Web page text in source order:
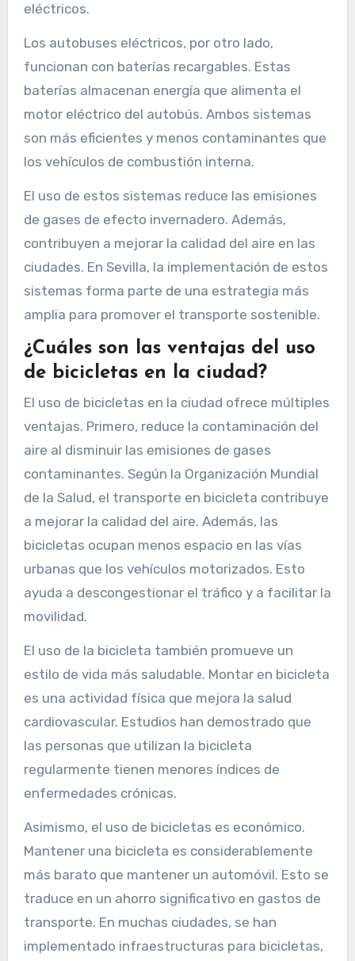
eléctricos.
Los autobuses eléctricos, por otro lado,
funcionan con baterías recargables. Estas
baterías almacenan energía que alimenta el
motor eléctrico del autobús. Ambos sistemas
son más eficientes y menos contaminantes que
los vehículos de combustión interna.
El uso de estos sistemas reduce las emisiones
de gases de efecto invernadero. Además,
contribuyen a mejorar la calidad del aire en las
ciudades. En Sevilla, la implementación de estos
sistemas forma parte de una estrategia más
amplia para promover el transporte sostenible.
¿Cuáles son las ventajas del uso
de bicicletas en la ciudad?
El uso de bicicletas en la ciudad ofrece múltiples
ventajas. Primero, reduce la contaminación del
aire al disminuir las emisiones de gases
contaminantes. Según la Organización Mundial
de la Salud, el transporte en bicicleta contribuye
a mejorar la calidad del aire. Además, las
bicicletas ocupan menos espacio en las vías
urbanas que los vehículos motorizados. Esto
ayuda a descongestionar el tráfico y a facilitar la
movilidad.
El uso de la bicicleta también promueve un
estilo de vida más saludable. Montar en bicicleta
es una actividad física que mejora la salud
cardiovascular. Estudios han demostrado que
las personas que utilizan la bicicleta
regularmente tienen menores índices de
enfermedades crónicas.
Asimismo, el uso de bicicletas es económico.
Mantener una bicicleta es considerablemente
más barato que mantener un automóvil. Esto se
traduce en un ahorro significativo en gastos de
transporte. En muchas ciudades, se han
implementado infraestructuras para bicicletas,